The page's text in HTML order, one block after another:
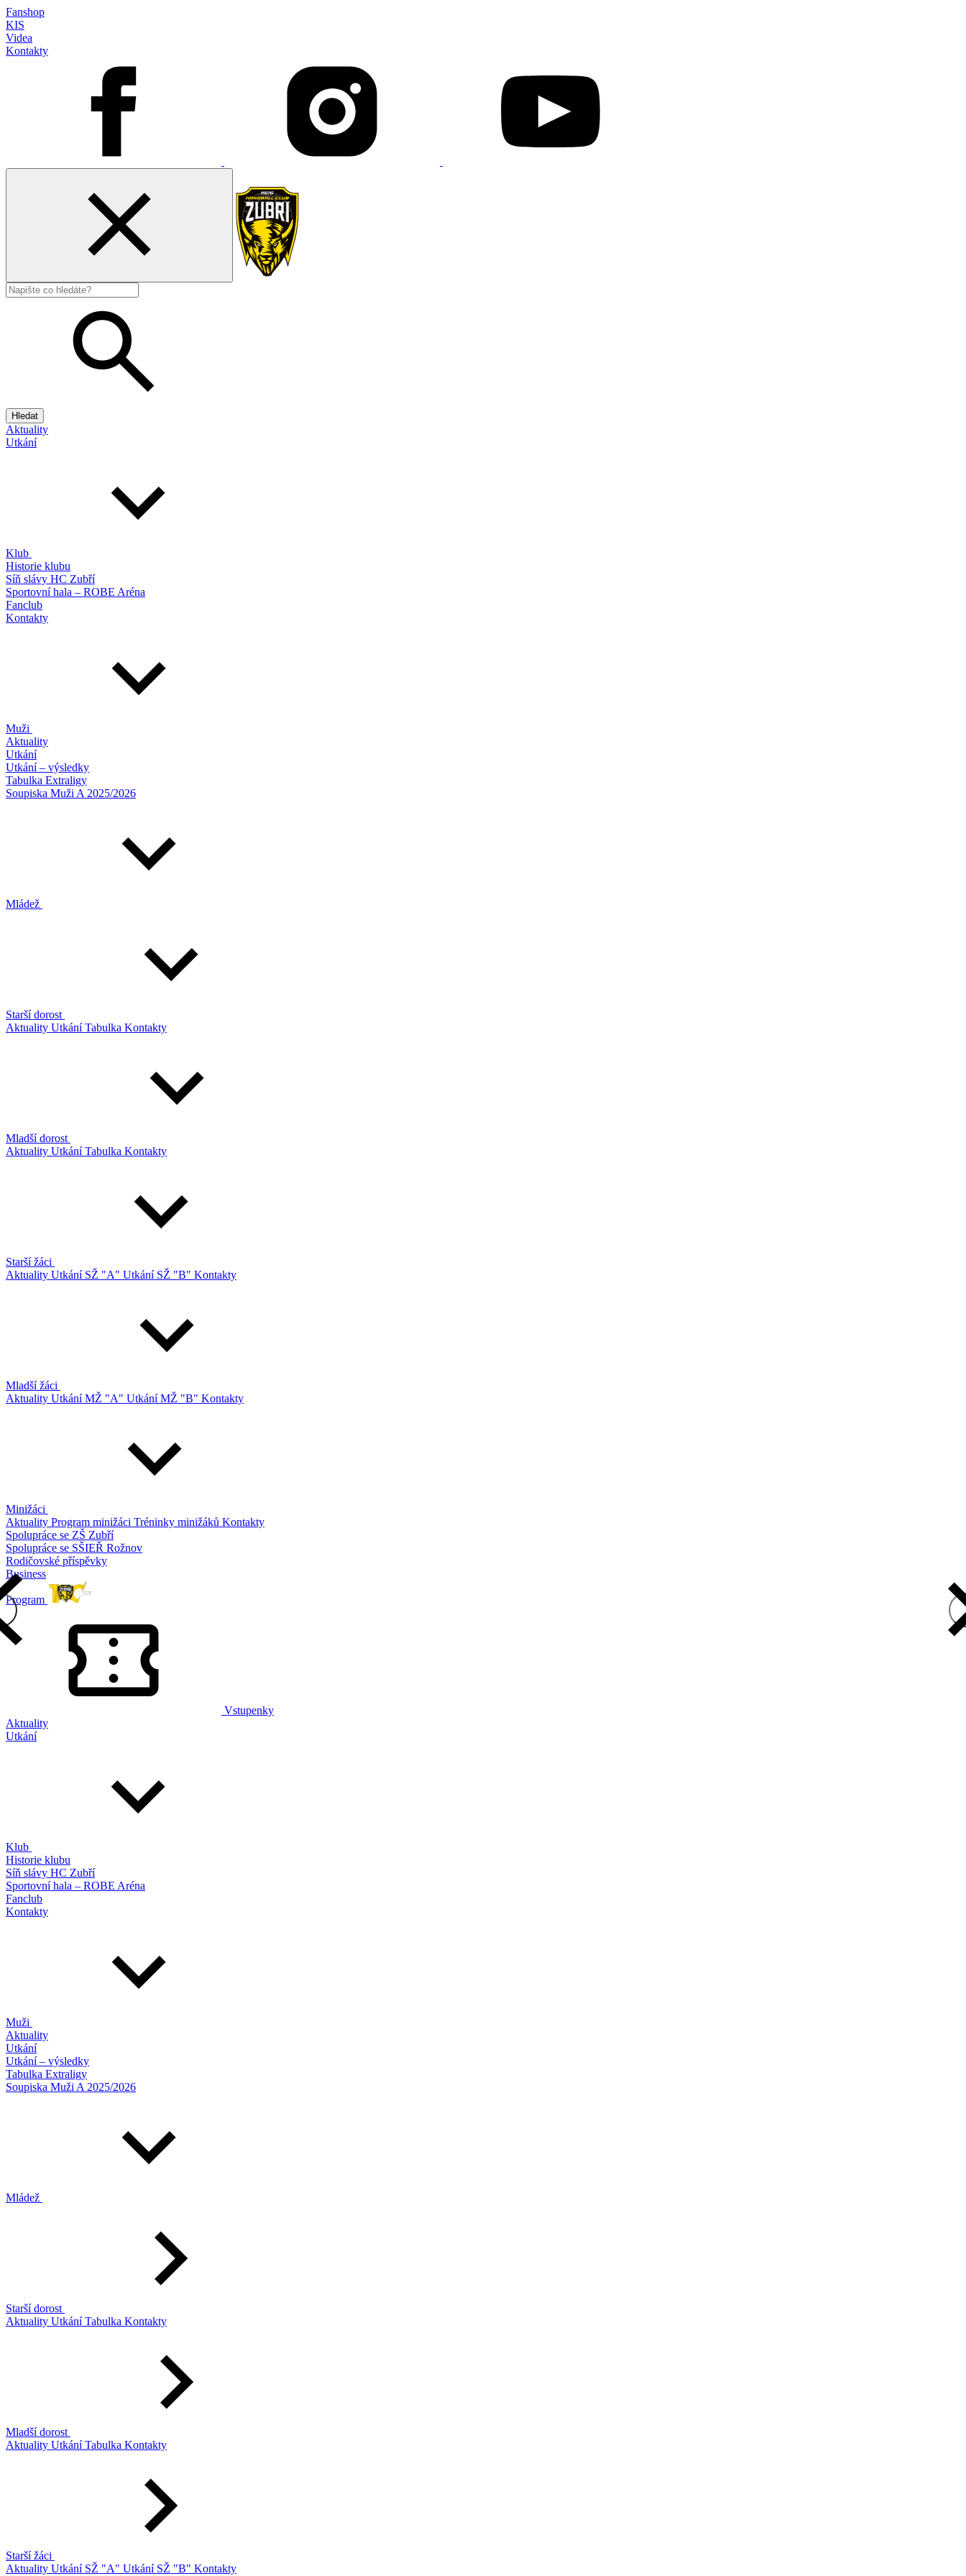
Fanshop
KIS
Videa
Kontakty
Hledat
Aktuality
Utkání
Klub
Historie klubu
Síň slávy HC Zubří
Sportovní hala – ROBE Aréna
Fanclub
Kontakty
Muži
Aktuality
Utkání
Utkání – výsledky
Tabulka Extraligy
Soupiska Muži A 2025/2026
Mládež
Starší dorost
Aktuality UtkáníTabulka Kontakty
Mladší dorost
Aktuality UtkáníTabulka Kontakty
Starší žáci
Aktuality Utkání SŽ "A" Utkání SŽ "B" Kontakty
Mladší žáci
Aktuality Utkání MŽ "A" Utkání MŽ "B" Kontakty
Minižáci
Aktuality Program minižáci Tréninky minižáků Kontakty
Spolupráce se ZŠ Zubří
Spolupráce se SŠIEŘ Rožnov
Rodičovské příspěvky
Business
Program
Vstupenky
Aktuality
Utkání
Klub
Historie klubu
Síň slávy HC Zubří
Sportovní hala – ROBE Aréna
Fanclub
Kontakty
Muži
Aktuality
Utkání
Utkání – výsledky
Tabulka Extraligy
Soupiska Muži A 2025/2026
Mládež
Starší dorost
Aktuality UtkáníTabulka Kontakty
Mladší dorost
Aktuality UtkáníTabulka Kontakty
Starší žáci
Aktuality Utkání SŽ "A" Utkání SŽ "B" Kontakty